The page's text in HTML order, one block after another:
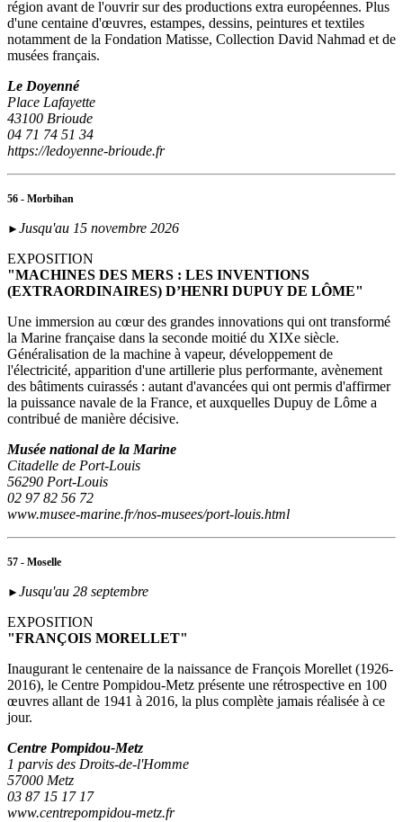
région avant de l'ouvrir sur des productions extra européennes. Plus
d'une centaine d'œuvres, estampes, dessins, peintures et textiles
notamment de la Fondation Matisse, Collection David Nahmad et de
musées français.
Le Doyenné
Place Lafayette
43100 Brioude
04 71 74 51 34
https://ledoyenne-brioude.fr
56 - Morbihan
► Jusqu'au 15 novembre 2026
EXPOSITION
"MACHINES DES MERS : LES INVENTIONS
(EXTRAORDINAIRES) D’HENRI DUPUY DE LÔME"
Une immersion au cœur des grandes innovations qui ont transformé
la Marine française dans la seconde moitié du XIXe siècle.
Généralisation de la machine à vapeur, développement de
l'électricité, apparition d'une artillerie plus performante, avènement
des bâtiments cuirassés : autant d'avancées qui ont permis d'affirmer
la puissance navale de la France, et auxquelles Dupuy de Lôme a
contribué de manière décisive.
Musée national de la Marine
Citadelle de Port-Louis
56290 Port-Louis
02 97 82 56 72
www.musee-marine.fr/nos-musees/port-louis.html
57 - Moselle
► Jusqu'au 28 septembre
EXPOSITION
"FRANÇOIS MORELLET"
Inaugurant le centenaire de la naissance de François Morellet (1926-
2016), le Centre Pompidou-Metz présente une rétrospective en 100
œuvres allant de 1941 à 2016, la plus complète jamais réalisée à ce
jour.
Centre Pompidou-Metz
1 parvis des Droits-de-l'Homme
57000 Metz
03 87 15 17 17
www.centrepompidou-metz.fr